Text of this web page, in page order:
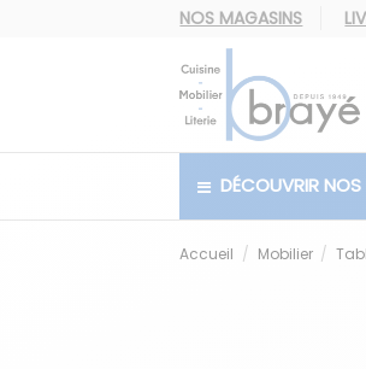
NOS MAGASINS
DÉCOUVRIR
Accueil Mobilier